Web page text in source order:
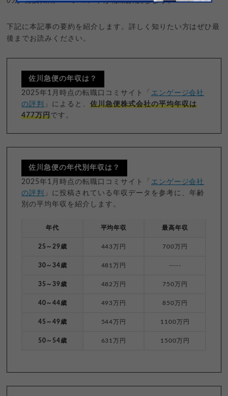
下記に本記事の要約を紹介します。詳しく知りたい方はぜひ最
後までお読みください。
佐川急便の年収は？
2025年1月時点の転職口コミサイト「 エンゲージ会社
の評判
」によると、佐川急便株式会社の平均年収は
477万円です。
佐川急便の年代別年収は？
2025年1月時点の転職口コミサイト「 エンゲージ会社
の評判
」に投稿されている年収データを参考に、年齢
別の平均年収を紹介します。
年代 平均年収 最高年収
25～29歳 443万円 700万円
30～34歳 481万円 -----
35～39歳 482万円 750万円
40～44歳 493万円 850万円
45～49歳 544万円 1100万円
50～54歳 631万円 1500万円